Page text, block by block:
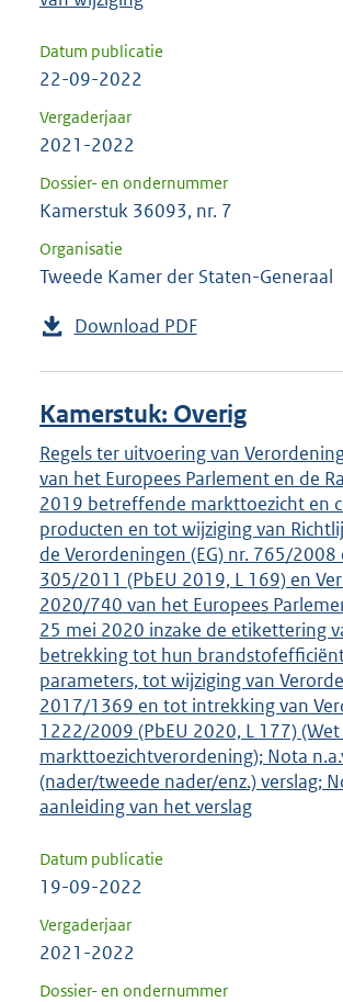
Datum publicatie
22-09-2022
Vergaderjaar
2021-2022
Dossier- en ondernummer
Kamerstuk 36093, nr. 7
Organisatie
Tweede Kamer der Staten-Generaal
Download PDF
Kamerstuk: Overig
Regels ter uitvoering van
van het Europees Parlement en de
2019 betreffende markttoezicht en
producten en tot wijziging van
de Verordeningen (EG) nr. 765/2008
305/2011 (PbEU 2019, L 169) en
2020/740 van het Europees
25 mei 2020 inzake de etikettering
betrekking tot hun
parameters, tot wijziging van
2017/1369 en tot intrekking van
1222/2009 (PbEU 2020, L 177)
markttoezichtverordening); Nota
(nader/tweede nader/enz.) verslag;
aanleiding van het verslag
Datum publicatie
19-09-2022
Vergaderjaar
2021-2022
Dossier- en ondernummer